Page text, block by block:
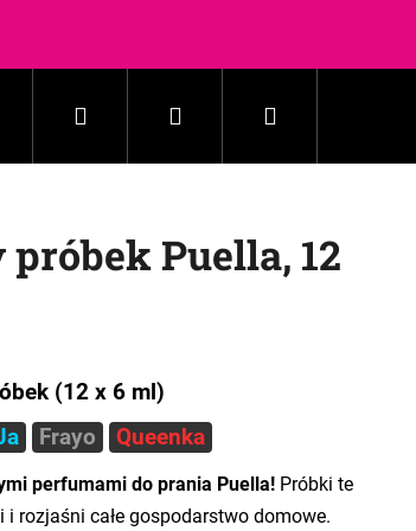
domowe Kosmetyki
Szukaj Zaloguj Koszyk
Puella, 12
(12 x 6 ml)
Frayo Queenka
perfumami do prania Puella! Próbki te
rozjaśni całe gospodarstwo domowe.